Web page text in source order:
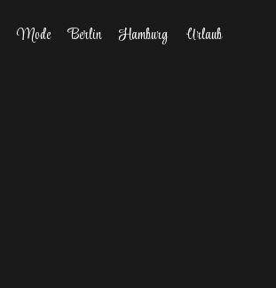
Mode Berlin Hamburg Urlaub